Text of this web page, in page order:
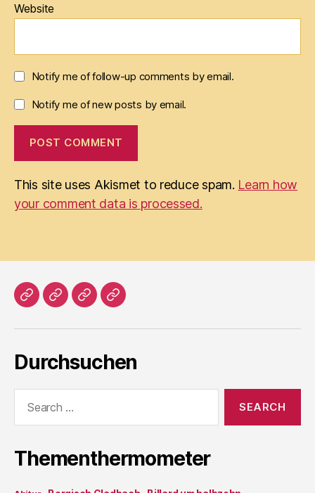
Website
Notify me of follow-up comments by email.
Notify me of new posts by email.
This site uses Akismet to reduce spam. Learn how
your comment data is processed.
HomeLiteratur
ProsaImpressum
Durchsuchen
Thementhermometer